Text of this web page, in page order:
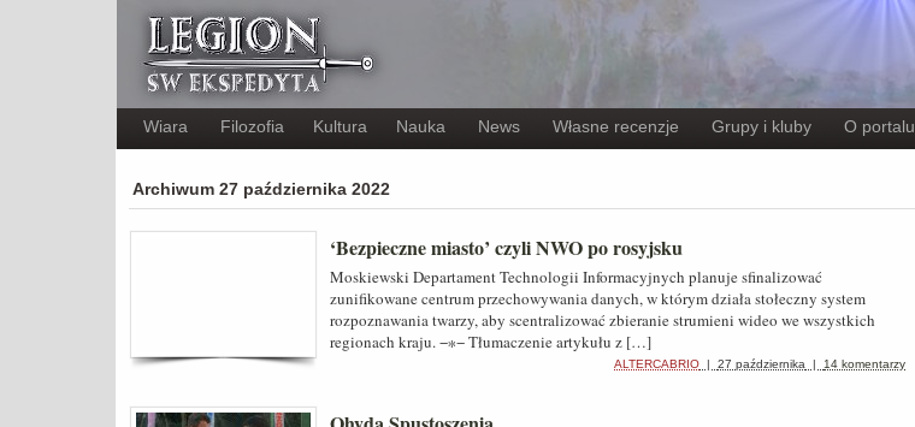
Wiara Filozofia Kultura Nauka News Własne recenzje Grupy i kluby O portalu
Archiwum 27 października 2022
‘Bezpieczne miasto’ czyli NWO po rosyjsku
Moskiewski Departament Technologii Informacyjnych planuje sfinalizować
zunifikowane centrum przechowywania danych, w którym działa stołeczny system
rozpoznawania twarzy, aby scentralizować zbieranie strumieni wideo we wszystkich
regionach kraju. −∗− Tłumaczenie artykułu z […]
ALTERCABRIO | 27 października | 14 komentarzy